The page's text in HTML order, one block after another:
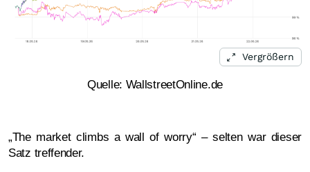
Vergrößern
Quelle: WallstreetOnline.de
„The market climbs a wall of worry“ – selten war dieser
Satz treffender.